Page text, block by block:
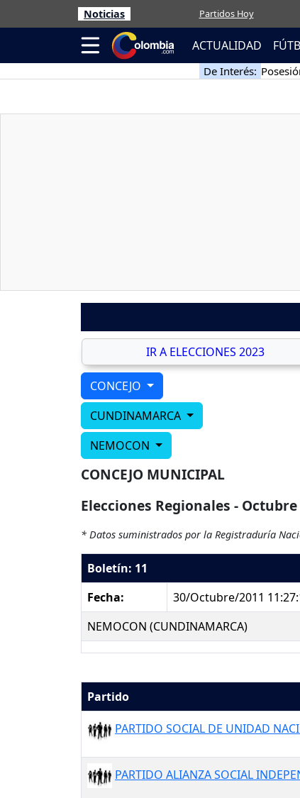
Noticias Partidos Hoy
ACTUALIDAD
De Interés:
IR A ELECCIONES 2023
CONCEJO
CUNDINAMARCA
NEMOCON
CONCEJO MUNICIPAL
Elecciones Regionales - Octubre
* Datos suministrados por la Registraduría
Boletín: 11
Fecha:
30/Octubre/2011
NEMOCON (CUNDINAMARCA)
Partido
PARTIDO SOCIAL DE UNIDAD
PARTIDO ALIANZA SOCIAL